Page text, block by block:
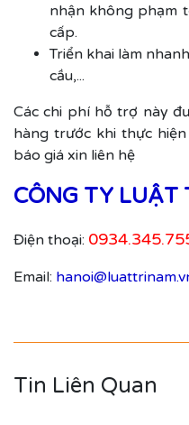
nhận không phạm
cấp.
Triển khai làm
cầu,...
Các chi phí hỗ trợ này
hàng trước khi thực
báo giá xin liên hệ
CÔNG TY LUẬT
Điện thoại:
Email:
Tin Liên Quan